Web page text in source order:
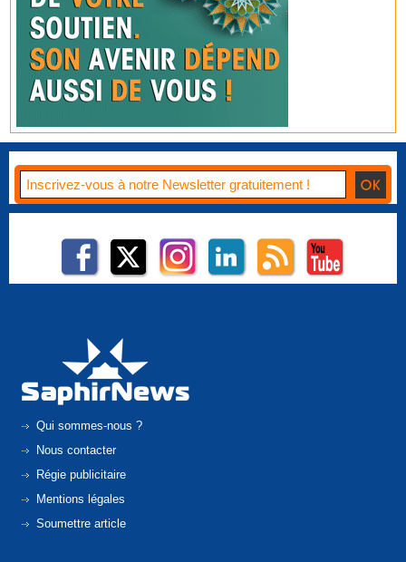
Qui sommes-nous ?
Nous contacter
Régie publicitaire
Mentions légales
Soumettre article